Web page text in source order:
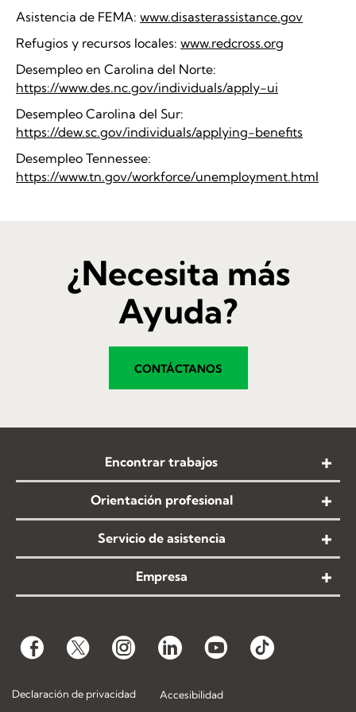
Asistencia de FEMA: www.disasterassistance.gov
Refugios y recursos locales: www.redcross.org
Desempleo en Carolina del Norte:
https://www.des.nc.gov/individuals/apply-ui
Desempleo Carolina del Sur:
https://dew.sc.gov/individuals/applying-benefits
Desempleo Tennessee:
https://www.tn.gov/workforce/unemployment.html
¿Necesita más
Ayuda?
CONTÁCTANOS
Encontrar trabajos
Orientación profesional
Servicio de asistencia
Empresa
Declaración de privacidad Accesibilidad